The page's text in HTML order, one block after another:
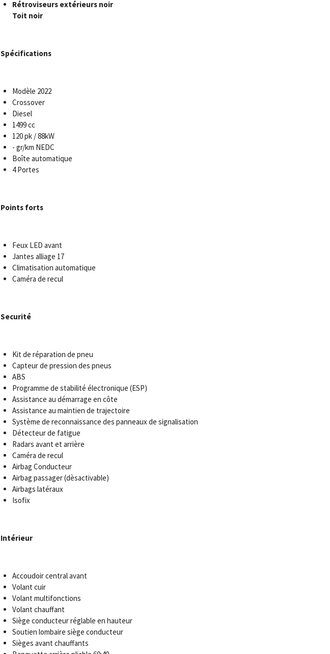
Rétroviseurs extérieurs noir
Toit noir
Spécifications
Modèle 2022
Crossover
Diesel
1499 cc
120 pk / 88kW
- gr/km NEDC
Boîte automatique
4 Portes
Points forts
Feux LED avant
Jantes alliage 17
Climatisation automatique
Caméra de recul
Securité
Kit de réparation de pneu
Capteur de pression des pneus
ABS
Programme de stabilité électronique (ESP)
Assistance au démarrage en côte
Assistance au maintien de trajectoire
Système de reconnaissance des panneaux de signalisation
Détecteur de fatigue
Radars avant et arrière
Caméra de recul
Airbag Conducteur
Airbag passager (dèsactivable)
Airbags latéraux
Isofix
Intérieur
Accoudoir central avant
Volant cuir
Volant multifonctions
Volant chauffant
Siège conducteur réglable en hauteur
Soutien lombaire siège conducteur
Sièges avant chauffants